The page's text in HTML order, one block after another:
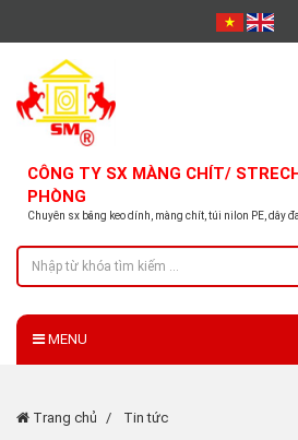
CÔNG TY SX MÀNG CHÍT/
PHÒNG
Chuyên sx băng keo dính, màng chít, túi nilon PE, dây
MENU
Trang chủ Tin tức